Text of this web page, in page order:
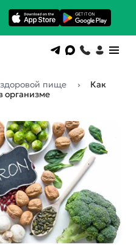
пище
Как
организме